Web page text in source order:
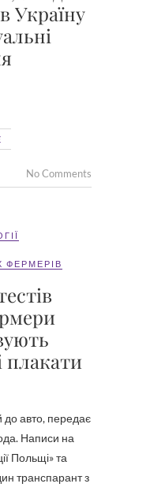
Україну
No Comments
ФЕРМЕРІВ
плакати
до авто, передає
Написи на
Польщі» та
транспарант з